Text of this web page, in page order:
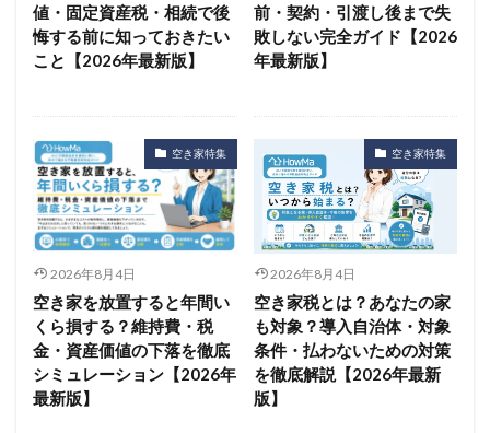
値・固定資産税・相続で後
悔する前に知っておきたい
こと【2026年最新版】
前・契約・引渡し後まで失
敗しない完全ガイド【2026
年最新版】
空き家特集
2026年8月4日
空き家を放置すると年間い
くら損する？維持費・税
金・資産価値の下落を徹底
シミュレーション【2026年
最新版】
空き家特集
2026年8月4日
空き家税とは？あなたの家
も対象？導入自治体・対象
条件・払わないための対策
を徹底解説【2026年最新
版】